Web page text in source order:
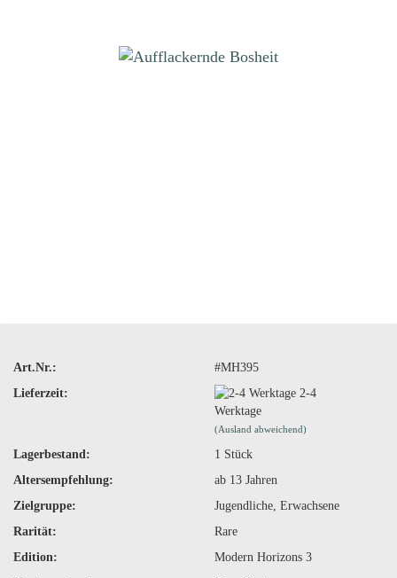
Art.Nr.:
#MH395
Lieferzeit:
2-4
Werktage
(Ausland abweichend)
Lagerbestand: 1 Stück
Altersempfehlung:
ab 13 Jahren
Zielgruppe:
Jugendliche, Erwachsene
Rarität:
Rare
Edition:
Modern Horizons 3